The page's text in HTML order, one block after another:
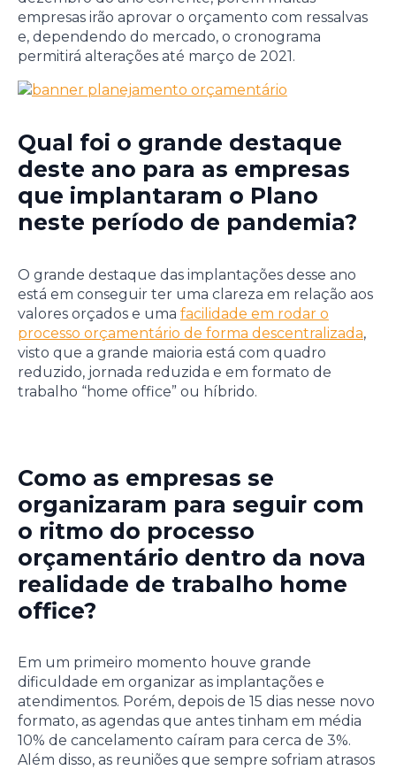
empresas irão aprovar o orçamento com ressalvas
e, dependendo do mercado, o cronograma
permitirá alterações até março de 2021.
Qual foi o grande destaque
deste ano para as empresas
que implantaram o Plano
neste período de pandemia?
O grande destaque das implantações desse ano
está em conseguir ter uma clareza em relação aos
valores orçados e uma facilidade em rodar o
processo orçamentário de forma descentralizada,
visto que a grande maioria está com quadro
reduzido, jornada reduzida e em formato de
trabalho “home office” ou híbrido.
Como as empresas se
organizaram para seguir com
o ritmo do processo
orçamentário dentro da nova
realidade de trabalho home
office?
Em um primeiro momento houve grande
dificuldade em organizar as implantações e
atendimentos. Porém, depois de 15 dias nesse novo
formato, as agendas que antes tinham em média
10% de cancelamento caíram para cerca de 3%.
Além disso, as reuniões que sempre sofriam atrasos